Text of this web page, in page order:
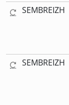
SEMBREIZH
SEMBREIZH